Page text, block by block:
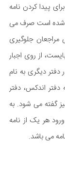
پیدا کردن نامه
شده است صرف می
مراجعان جلوگیری
از روی اجبار
دفتر دیگری به نام
اندکس، دفتر
گفته می شود. به
هر یک از نامه
می باشد.